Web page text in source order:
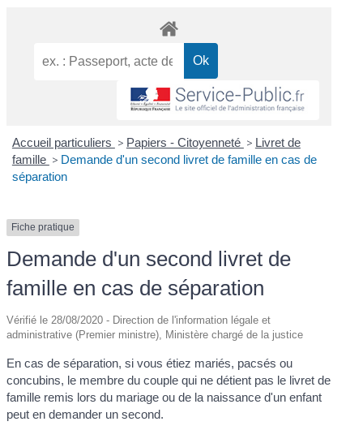
Accueil particuliers > Papiers - Citoyenneté > Livret de
famille > Demande d'un second livret de famille en cas de
séparation
Fiche pratique
Demande d'un second livret de
famille en cas de séparation
Vérifié le 28/08/2020 - Direction de l'information légale et
administrative (Premier ministre), Ministère chargé de la justice
En cas de séparation, si vous étiez mariés, pacsés ou
concubins, le membre du couple qui ne détient pas le livret de
famille remis lors du mariage ou de la naissance d'un enfant
peut en demander un second.